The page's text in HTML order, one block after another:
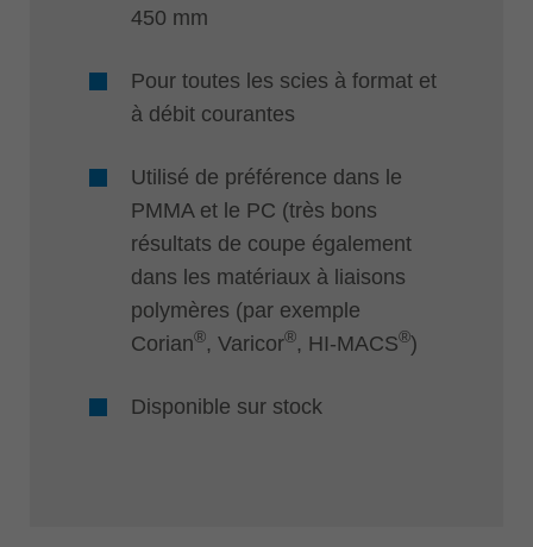
450 mm
Pour toutes les scies à format et
à débit courantes
Utilisé de préférence dans le
PMMA et le PC (très bons
résultats de coupe également
dans les matériaux à liaisons
polymères (par exemple
Corian®, Varicor®, HI-MACS®)
Disponible sur stock